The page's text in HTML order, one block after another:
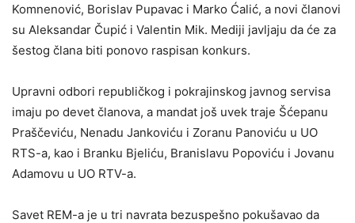
Komnenović, Borislav Pupavac i Marko Ćalić, a novi članovi
su Aleksandar Čupić i Valentin Mik. Mediji javljaju da će za
šestog člana biti ponovo raspisan konkurs.
Upravni odbori republičkog i pokrajinskog javnog servisa
imaju po devet članova, a mandat još uvek traje Šćepanu
Praščeviću, Nenadu Jankoviću i Zoranu Panoviću u UO
RTS-a, kao i Branku Bjeliću, Branislavu Popoviću i Jovanu
Adamovu u UO RTV-a.
Savet REM-a je u tri navrata bezuspešno pokušavao da